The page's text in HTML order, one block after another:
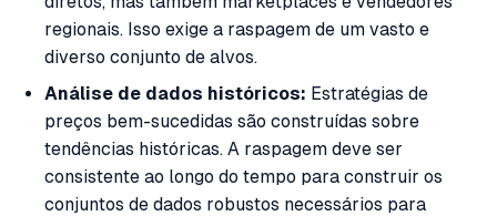
regionais. Isso exige a raspagem de um vasto e
diverso conjunto de alvos.
Análise de dados históricos: Estratégias de
preços bem-sucedidas são construídas sobre
tendências históricas. A raspagem deve ser
consistente ao longo do tempo para construir os
conjuntos de dados robustos necessários para